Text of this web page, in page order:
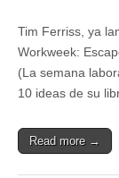
Tim Ferriss, ya
Workweek:
(La semana
10 ideas de su
Read more →